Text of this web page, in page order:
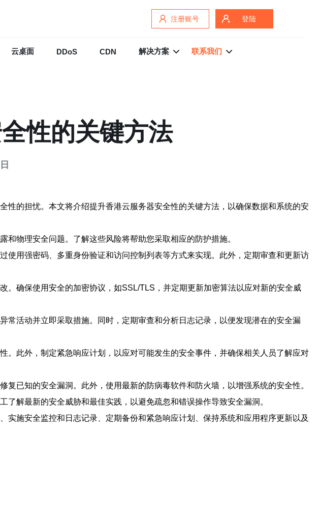
注册账号 登陆
云桌面 DDoS CDN 解决方案 联系我们
性的关键方法
的担忧。本文将介绍提升香港云服务器安全性的关键方法，以确保数据和系统的安
物理安全问题。了解这些风险将帮助您采取相应的防护措施。
用强密码、多重身份验证和访问控制列表等方式来实现。此外，定期审查和更新访
。确保使用安全的加密协议，如SSL/TLS，并定期更新加密算法以应对新的安全威
活动并立即采取措施。同时，定期审查和分析日志记录，以便发现潜在的安全漏
此外，制定紧急响应计划，以应对可能发生的安全事件，并确保相关人员了解应对
已知的安全漏洞。此外，使用最新的防病毒软件和防火墙，以增强系统的安全性。
解最新的安全威胁和最佳实践，以避免疏忽和错误操作导致安全漏洞。
施安全监控和日志记录、定期备份和紧急响应计划、保持系统和应用程序更新以及